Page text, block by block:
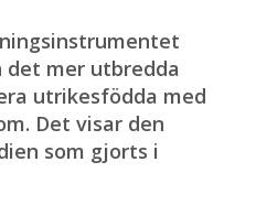
det mer utbredda
utrikesfödda med
Det visar den
som gjorts i